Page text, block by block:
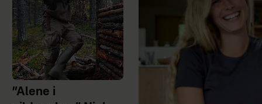
”Alene i